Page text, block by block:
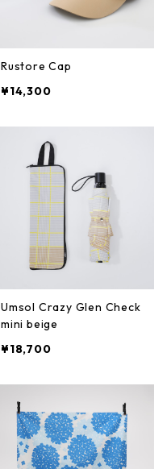
Rustore Cap
¥14,300
Umsol Crazy Glen Check
mini beige
¥18,700